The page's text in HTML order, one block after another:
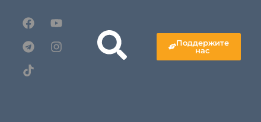
Поддержите
нас